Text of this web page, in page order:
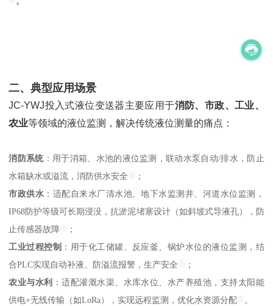
二、典型应用场景
JC-YWJ投入式液位变送器主要应用于消防、市政、工业、
农业等领域的液位监测，解决传统液位测量的痛点：
消防系统：用于消箱、水池的液位监测，联动水泵自动/排水，防止
水箱缺水或溢流，消防供水安全
；
市政供水 ：适配自来水厂清水池、地下水监测井、河道水位监测，
IP68防护等级可长期浸没，抗淤泥堵塞设计（如斜坡式导液孔），防
止传感器故障
；
工业过程控制 ：用于化工储罐、反应釜、锅炉水位的液位监测，结
合PLC实现自动补液、防溢流报警，生产安全
；
农业与水利
：适配灌溉水渠、水库水位、水产养殖池，支持太阳能
供电+无线传输（如LoRa），实现远程监测，优化水资源分配
。